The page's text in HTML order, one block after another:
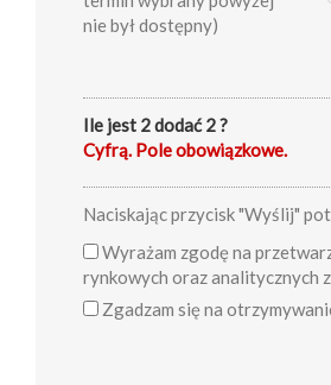
nie był dostępny)
Ile jest 2 dodać 2 ?
Cyfrą. Pole obowiązkowe.
Naciskając przycisk "Wyślij"
Wyrażam zgodę na
rynkowych oraz analitycznych
Zgadzam się na